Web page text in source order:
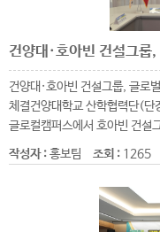
건양대·호아빈 건설그룹, 글로
체결​건양대학교 산학협력단(
글로컬캠퍼스에서 호아빈 건
작성자 :홍보팀 조회 : 1265